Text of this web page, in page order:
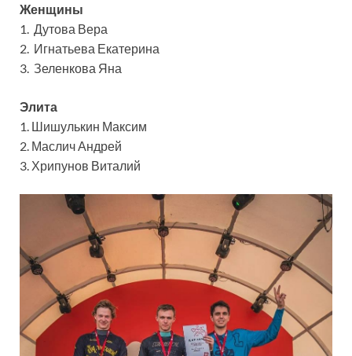
Женщины
1. Дутова Вера
2. Игнатьева Екатерина
3. Зеленкова Яна
Элита
1. Шишулькин Максим
2. Маслич Андрей
3. Хрипунов Виталий